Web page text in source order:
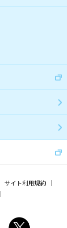
サイト利用規約